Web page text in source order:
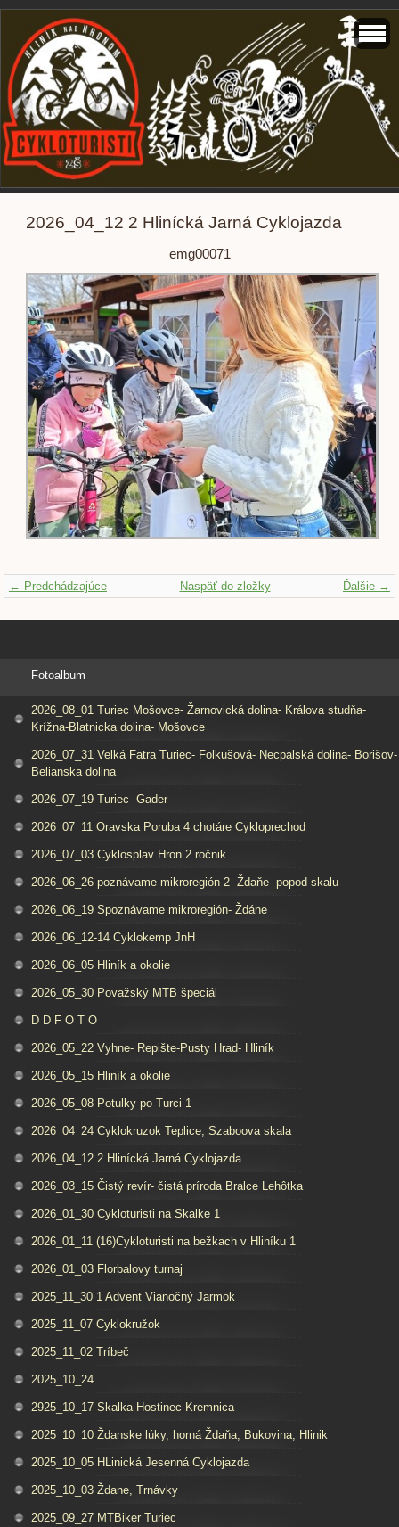
2026_04_12 2 Hlinícká Jarná Cyklojazda
emg00071
← Predchádzajúce Ďalšie →
Naspäť do zložky
Fotoalbum
2026_08_01 Turiec Mošovce- Žarnovická dolina- Králova studňa-
Krížna-Blatnicka dolina- Mošovce
2026_07_31 Velká Fatra Turiec- Folkušová- Necpalská dolina- Borišov-
Belianska dolina
2026_07_19 Turiec- Gader
2026_07_11 Oravska Poruba 4 chotáre Cykloprechod
2026_07_03 Cyklosplav Hron 2.ročnik
2026_06_26 poznávame mikroregión 2- Ždaňe- popod skalu
2026_06_19 Spoznávame mikroregión- Ždáne
2026_06_12-14 Cyklokemp JnH
2026_06_05 Hliník a okolie
2026_05_30 Považský MTB špeciál
D D F O T O
2026_05_22 Vyhne- Repište-Pusty Hrad- Hliník
2026_05_15 Hliník a okolie
2026_05_08 Potulky po Turci 1
2026_04_24 Cyklokruzok Teplice, Szaboova skala
2026_04_12 2 Hlinícká Jarná Cyklojazda
2026_03_15 Čistý revír- čistá príroda Bralce Lehôtka
2026_01_30 Cykloturisti na Skalke 1
2026_01_11 (16)Cykloturisti na bežkach v Hliníku 1
2026_01_03 Florbalovy turnaj
2025_11_30 1 Advent Vianočný Jarmok
2025_11_07 Cyklokružok
2025_11_02 Tríbeč
2025_10_24
2925_10_17 Skalka-Hostinec-Kremnica
2025_10_10 Ždanske lúky, horná Ždaňa, Bukovina, Hlinik
2025_10_05 HLinická Jesenná Cyklojazda
2025_10_03 Ždane, Trnávky
2025_09_27 MTBiker Turiec